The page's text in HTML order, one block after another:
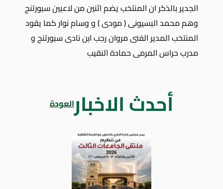
الجدير بالذكر ان المنتخب يضم اثنين من لاعبين سبورتنج
وهم محمد البسيونى ( مودى ) و وسام نوار كما يقود
المنتخب المدير الفنى مروان رجب ابن نادى سبورتنج و
مدرب حراس المرمى حمادة النقيب
أحدث الاخبارالعودة